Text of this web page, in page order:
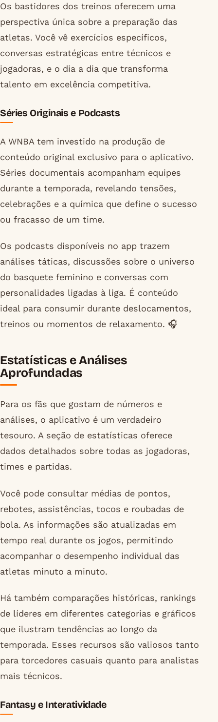
Os bastidores dos treinos oferecem uma
perspectiva única sobre a preparação das
atletas. Você vê exercícios específicos,
conversas estratégicas entre técnicos e
jogadoras, e o dia a dia que transforma
talento em excelência competitiva.
Séries Originais e Podcasts
A WNBA tem investido na produção de
conteúdo original exclusivo para o aplicativo.
Séries documentais acompanham equipes
durante a temporada, revelando tensões,
celebrações e a química que define o sucesso
ou fracasso de um time.
Os podcasts disponíveis no app trazem
análises táticas, discussões sobre o universo
do basquete feminino e conversas com
personalidades ligadas à liga. É conteúdo
ideal para consumir durante deslocamentos,
treinos ou momentos de relaxamento. 🎧
Estatísticas e Análises
Aprofundadas
Para os fãs que gostam de números e
análises, o aplicativo é um verdadeiro
tesouro. A seção de estatísticas oferece
dados detalhados sobre todas as jogadoras,
times e partidas.
Você pode consultar médias de pontos,
rebotes, assistências, tocos e roubadas de
bola. As informações são atualizadas em
tempo real durante os jogos, permitindo
acompanhar o desempenho individual das
atletas minuto a minuto.
Há também comparações históricas, rankings
de líderes em diferentes categorias e gráficos
que ilustram tendências ao longo da
temporada. Esses recursos são valiosos tanto
para torcedores casuais quanto para analistas
mais técnicos.
Fantasy e Interatividade